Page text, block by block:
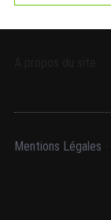
Mentions Légales